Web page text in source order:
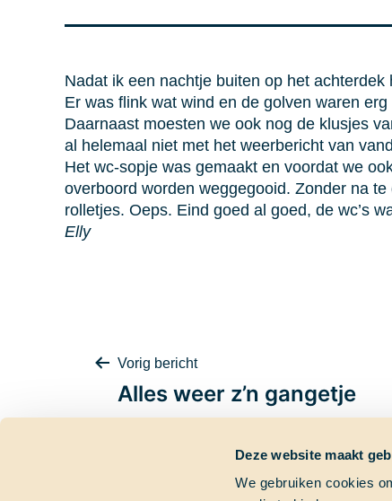
Deze website maakt
We gebruiken cookies
Nadat ik een nachtje buiten op het
Er was flink wat wind en de golven waren
Daarnaast moesten we ook nog de klusjes
al helemaal niet met het weerbericht van
Het wc-sopje was gemaakt en voordat we
overboord worden weggegooid. Zonder na
rolletjes. Oeps. Eind goed al goed, de wc’s
Elly
Bericht
Vorig bericht
Alles weer z’n gangetje